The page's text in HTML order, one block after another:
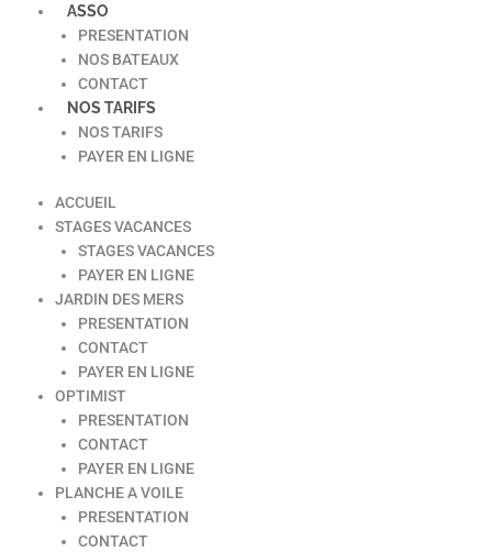
ASSO
PRESENTATION
NOS BATEAUX
CONTACT
NOS TARIFS
NOS TARIFS
PAYER EN LIGNE
ACCUEIL
STAGES VACANCES
STAGES VACANCES
PAYER EN LIGNE
JARDIN DES MERS
PRESENTATION
CONTACT
PAYER EN LIGNE
OPTIMIST
PRESENTATION
CONTACT
PAYER EN LIGNE
PLANCHE A VOILE
PRESENTATION
CONTACT